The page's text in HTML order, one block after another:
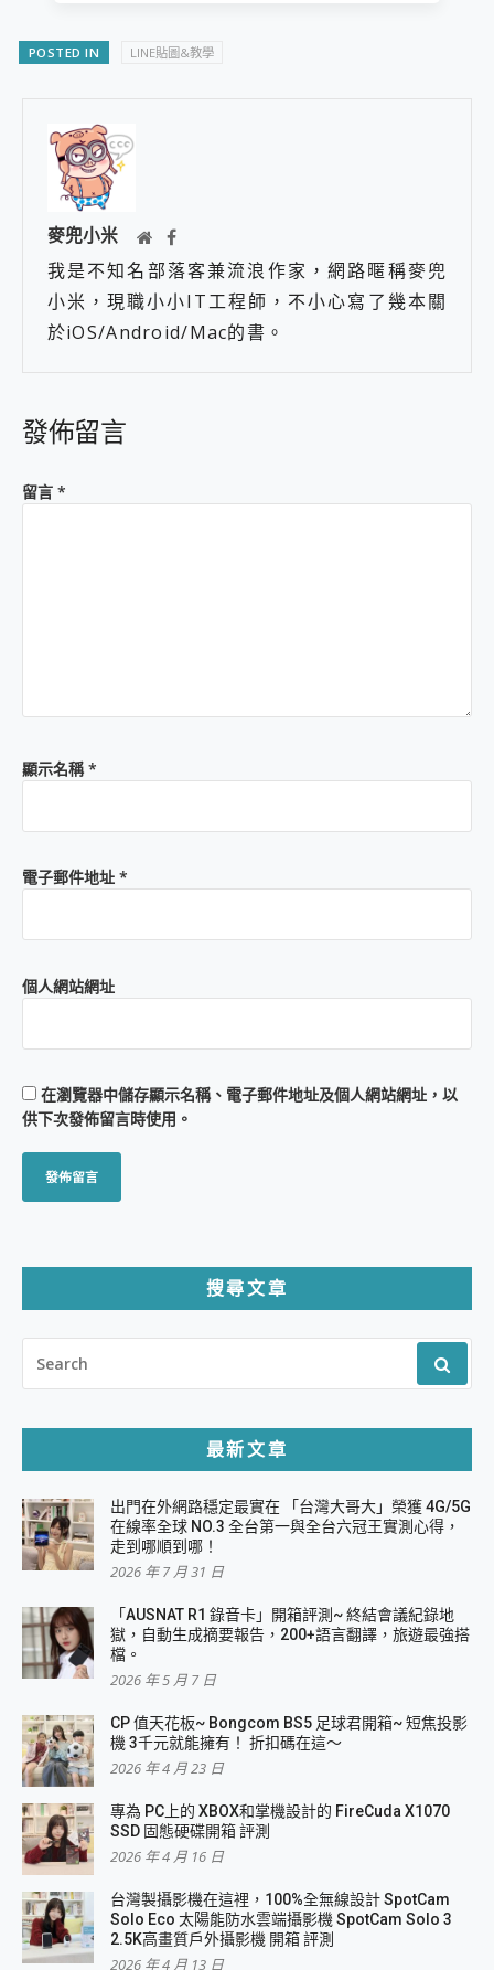
POSTED IN LINE貼圖&教學
麥兜小米
我是不知名部落客兼流浪作家，網路暱稱麥兜
小米，現職小小IT工程師，不小心寫了幾本關
於iOS/Android/Mac的書。
發佈留言
留言 *
顯示名稱*
電子郵件地址 *
個人網站網址
在瀏覽器中儲存顯示名稱、電子郵件地址及個人網站網址，以
供下次發佈留言時使用。
搜尋文章
FOR:
最新文章
出門在外網路穩定最實在 「台灣大哥大」榮獲 4G/5G
在線率全球 NO.3 全台第一與全台六冠王實測心得，
走到哪順到哪！
2026 年 7 月 31 日
「AUSNAT R1 錄音卡」開箱評測~ 終結會議紀錄地
獄，自動生成摘要報告，200+語言翻譯，旅遊最強搭
檔。
2026 年 5 月 7 日
CP 值天花板~ Bongcom BS5 足球君開箱~ 短焦投影
機 3千元就能擁有！ 折扣碼在這～
2026 年 4 月 23 日
專為 PC上的 XBOX和掌機設計的 FireCuda X1070
SSD 固態硬碟開箱 評測
2026 年 4 月 16 日
台灣製攝影機在這裡，100%全無線設計 SpotCam
Solo Eco 太陽能防水雲端攝影機 SpotCam Solo 3
2.5K高畫質戶外攝影機 開箱 評測
2026 年 4 月 13 日